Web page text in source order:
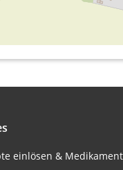
einlösen &
identifizieren